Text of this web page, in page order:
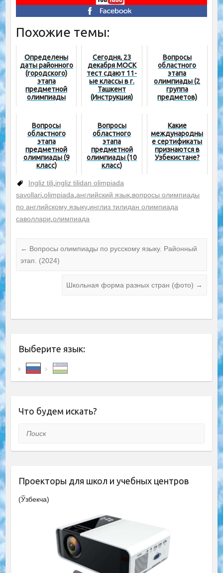
Похожие темы:
Определены
даты районного
(городского)
этапа
предметной
олимпиады
Сегодня, 23
декабря MOCK
тест сдают 11-
ые классы в г.
Ташкент
(Инструкция)
Вопросы
областного
этапа
олимпиады (2
группа
предметов)
Вопросы
областного
этапа
предметной
олимпиады (9
класс)
Вопросы
областного
этапа
предметной
олимпиады (10
класс)
Какие
международны
е сертификаты
признаются в
Узбекистане?
Ingliz tili,ingliz tilidan olimpiada
savollari,olimpiada,английский язык,вопросы олимпиады
по английскому языку,инглиз тилидан олимпиада
саволлари,олимпиада
← Вопросы олимпиады по русскому языку. Районный
этап. (2024)
Школьная форма разных стран (фото) →
Выберите язык:
Что будем искать?
Поиск
Проекторы для школ и учебных центров
(Ўзбекча)